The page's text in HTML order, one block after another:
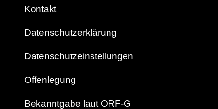
Kontakt
Datenschutzerklärung
Datenschutzeinstellungen
Offenlegung
Bekanntgabe laut ORF-G